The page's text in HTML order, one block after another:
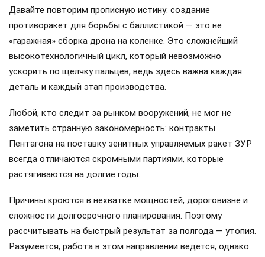
Давайте повторим прописную истину: создание
противоракет для борьбы с баллистикой — это не
«гаражная» сборка дрона на коленке. Это сложнейший
высокотехнологичный цикл, который невозможно
ускорить по щелчку пальцев, ведь здесь важна каждая
деталь и каждый этап производства.
Любой, кто следит за рынком вооружений, не мог не
заметить странную закономерность: контракты
Пентагона на поставку зенитных управляемых ракет ЗУР
всегда отличаются скромными партиями, которые
растягиваются на долгие годы.
Причины кроются в нехватке мощностей, дороговизне и
сложности долгосрочного планирования. Поэтому
рассчитывать на быстрый результат за полгода — утопия.
Разумеется, работа в этом направлении ведется, однако